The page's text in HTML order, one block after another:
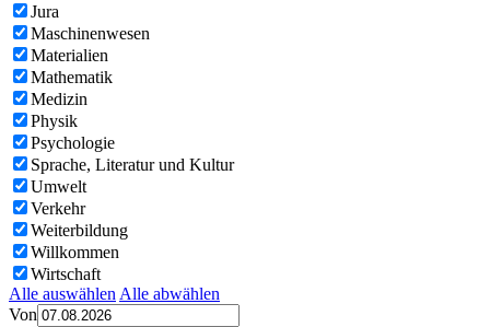
Jura
Maschinenwesen
Materialien
Mathematik
Medizin
Physik
Psychologie
Sprache, Literatur und Kultur
Umwelt
Verkehr
Weiterbildung
Willkommen
Wirtschaft
Alle auswählen Alle abwählen
Von